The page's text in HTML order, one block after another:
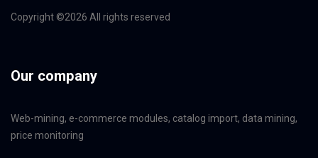
Copyright ©2026 All rights reserved
Our company
Web-mining, e-commerce modules, catalog import, data mining,
price monitoring